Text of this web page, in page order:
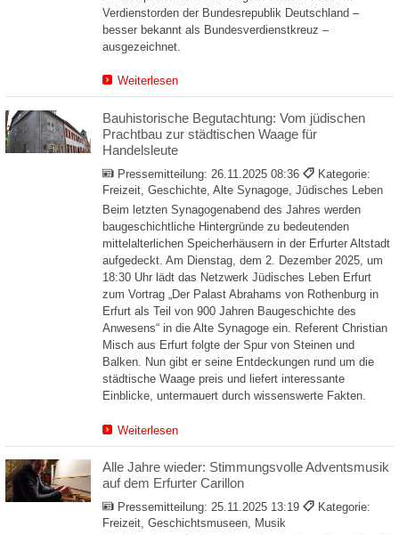
Verdienstorden der Bundesrepublik Deutschland –
besser bekannt als Bundesverdienstkreuz –
ausgezeichnet.
Weiterlesen
Bauhistorische Begutachtung: Vom jüdischen
Prachtbau zur städtischen Waage für
Handelsleute
Pressemitteilung: 26.11.2025 08:36
Kategorie:
Freizeit, Geschichte, Alte Synagoge, Jüdisches Leben
Beim letzten Synagogenabend des Jahres werden
baugeschichtliche Hintergründe zu bedeutenden
mittelalterlichen Speicherhäusern in der Erfurter Altstadt
aufgedeckt. Am Dienstag, dem 2. Dezember 2025, um
18:30 Uhr lädt das Netzwerk Jüdisches Leben Erfurt
zum Vortrag „Der Palast Abrahams von Rothenburg in
Erfurt als Teil von 900 Jahren Baugeschichte des
Anwesens“ in die Alte Synagoge ein. Referent Christian
Misch aus Erfurt folgte der Spur von Steinen und
Balken. Nun gibt er seine Entdeckungen rund um die
städtische Waage preis und liefert interessante
Einblicke, untermauert durch wissenswerte Fakten.
Weiterlesen
Alle Jahre wieder: Stimmungsvolle Adventsmusik
auf dem Erfurter Carillon
Pressemitteilung: 25.11.2025 13:19
Kategorie:
Freizeit, Geschichtsmuseen, Musik